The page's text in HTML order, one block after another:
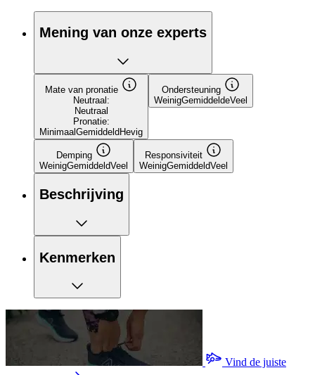
Mening van onze experts
Mate van pronatie
Neutraal:
Neutraal
Pronatie:
MinimaalGemiddeldHevig
Ondersteuning
WeinigGemiddeldeVeel
Demping
WeinigGemiddeldVeel
Responsiviteit
WeinigGemiddeldVeel
Beschrijving
Kenmerken
Vind de juiste